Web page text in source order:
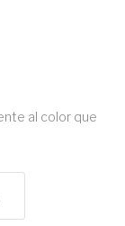
al color que